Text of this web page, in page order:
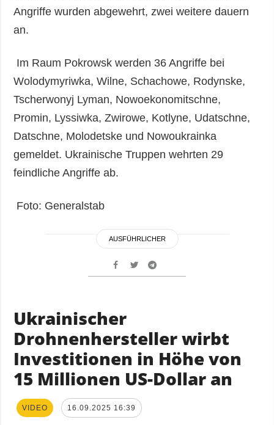
Angriffe wurden abgewehrt, zwei weitere dauern
an.
Im Raum Pokrowsk werden 36 Angriffe bei
Wolodymyriwka, Wilne, Schachowe, Rodynske,
Tscherwonyj Lyman, Nowoekonomitschne,
Promin, Lyssiwka, Zwirowe, Kotlyne, Udatschne,
Datschne, Molodetske und Nowoukrainka
gemeldet. Ukrainische Truppen wehrten 29
feindliche Angriffe ab.
Foto: Generalstab
AUSFÜHRLICHER
Ukrainischer
Drohnenhersteller wirbt
Investitionen in Höhe von
15 Millionen US-Dollar an
VIDEO 16.09.2025 16:39